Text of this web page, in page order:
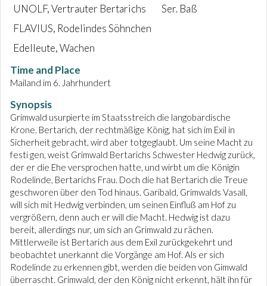
UNOLF, Vertrauter Bertarichs
Ser. Baß
FLAVIUS, Rodelindes Söhnchen
Edelleute, Wachen
Time and Place
Mailand im 6. Jahrhundert
Synopsis
Grimwald usurpierte im Staatsstreich die langobardische
Krone. Bertarich, der rechtmäßige König, hat sich im Exil in
Sicherheit gebracht, wird aber totgeglaubt. Um seine Macht zu
festi gen, weist Grimwald Bertarichs Schwester Hedwig zurück,
der er die Ehe versprochen hatte, und wirbt um die Königin
Rodelinde, Bertarichs Frau. Doch die hat Bertarich die Treue
geschworen über den Tod hinaus. Garibald, Grimwalds Vasall,
will sich mit Hedwig verbinden, um seinen Einfluß am Hof zu
vergrößern, denn auch er will die Macht. Hedwig ist dazu
bereit, allerdings nur, um sich an Grimwald zu rächen.
Mittlerweile ist Bertarich aus dem Exil zurückgekehrt und
beobachtet unerkannt die Vorgänge am Hof. Als er sich
Rodelinde zu erkennen gibt, werden die beiden von Gimwald
überrascht. Grimwald, der den König nicht erkennt, hält ihn für